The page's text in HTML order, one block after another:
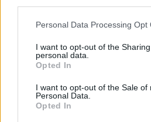
Personal Data Processing Opt
I want to opt-out of the
personal data.
Opted In
I want to opt-out of the Sale of
Personal Data.
Opted In
dei diritti umani e della
Continueremo a lavorare
contatto su varie
compreso il sostegno
l’aggressione russa».
Dopo Washington, è stata